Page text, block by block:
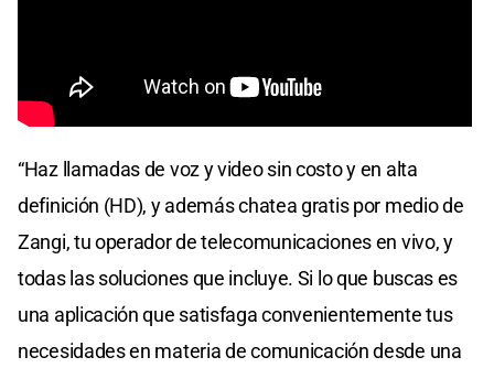
“Haz llamadas de voz y video sin costo y en alta
definición (HD), y además chatea gratis por medio de
Zangi, tu operador de telecomunicaciones en vivo, y
todas las soluciones que incluye. Si lo que buscas es
una aplicación que satisfaga convenientemente tus
necesidades en materia de comunicación desde una